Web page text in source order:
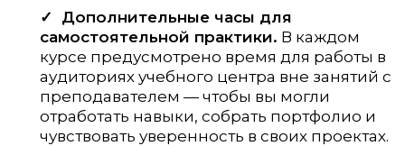
Дополнительные часы для
самостоятельной практики. В каждом
курсе предусмотрено время для работы в
аудиториях учебного центра вне занятий с
преподавателем — чтобы вы могли
отработать навыки, собрать портфолио и
чувствовать уверенность в своих проектах.